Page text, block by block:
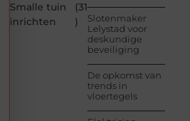
Smalle tuin
inrichten
(31
)
Slotenmaker
Lelystad voor
deskundige
beveiliging
De opkomst van
trends in
vloertegels